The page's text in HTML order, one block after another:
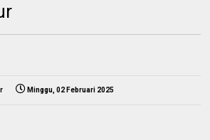
Minggu, 02 Februari 2025